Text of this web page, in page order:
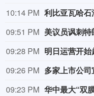
10:14 PM
09:51 PM
09:28 PM
09:26 PM 多家上市公
09:23 PM 华中最大“双